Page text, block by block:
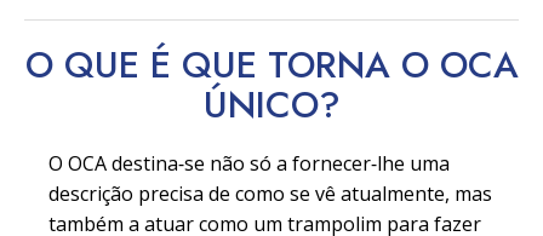
O QUE É QUE TORNA O OCA
ÚNICO?
O OCA destina‑se não só a fornecer‑lhe uma
descrição precisa de como se vê atualmente, mas
também a atuar como um trampolim para fazer